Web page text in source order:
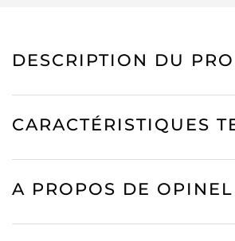
DESCRIPTION DU
CARACTÉRISTIQUES
A PROPOS DE OPINEL